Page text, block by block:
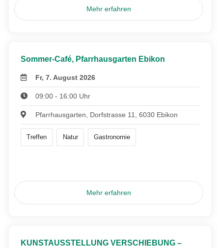
Mehr erfahren
Sommer-Café, Pfarrhausgarten Ebikon
Fr, 7. August 2026
09:00 - 16:00 Uhr
Pfarrhausgarten, Dorfstrasse 11, 6030 Ebikon
Treffen Natur Gastronomie
Mehr erfahren
KUNSTAUSSTELLUNG VERSCHIEBUNG –